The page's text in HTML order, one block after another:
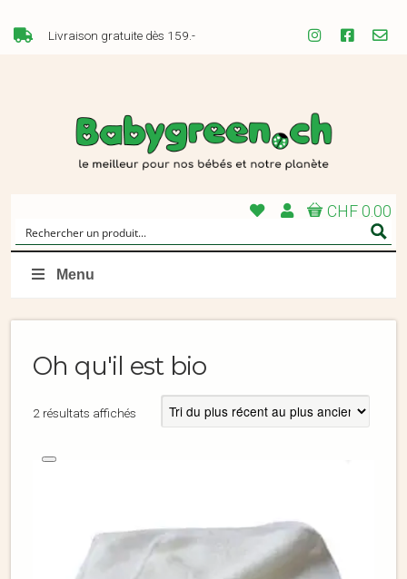
Livraison gratuite dès 159.-
CHF 0.00
Menu
Oh qu'il est bio
2 résultats affichés